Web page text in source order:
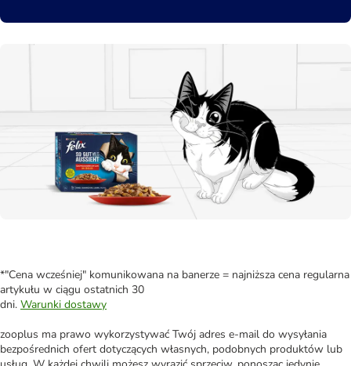
*"Cena wcześniej" komunikowana na banerze = najniższa cena regularna
artykułu w ciągu ostatnich 30
dni. Warunki dostawy
zooplus ma prawo wykorzystywać Twój adres e-mail do wysyłania
bezpośrednich ofert dotyczących własnych, podobnych produktów lub